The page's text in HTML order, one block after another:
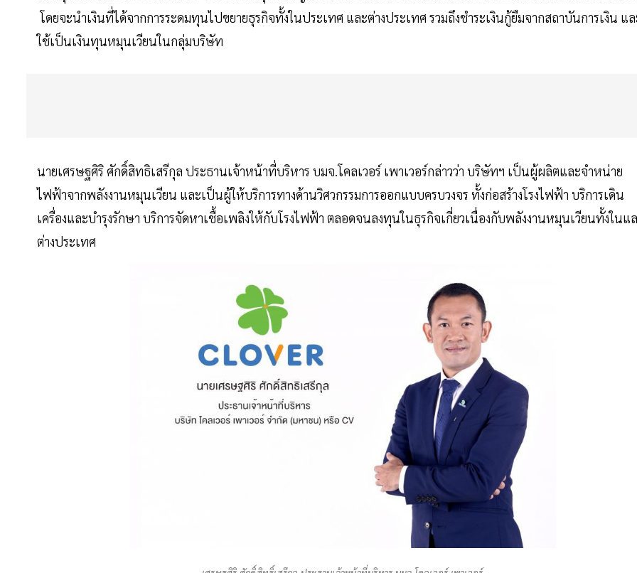
โดยจะนำเงินที่ได้จากการระดมทุนไปขยายธุรกิจทั้งในประเทศ และต่างประเทศ รวมถึงชำระเงินกู้ยืมจากสถาบันการเงิน แ
ใช้เป็นเงินทุนหมุนเวียนในกลุ่มบริษัท
นายเศรษฐศิริ ศักดิ์สิทธิเสรีกุล ประธานเจ้าหน้าที่บริหาร บมจ.โคลเวอร์ เพาเวอร์กล่าวว่า บริษัทฯ เป็นผู้ผลิตและจำหน่าย
ไฟฟ้าจากพลังงานหมุนเวียน และเป็นผู้ให้บริการทางด้านวิศวกรรมการออกแบบครบวงจร ทั้งก่อสร้างโรงไฟฟ้า บริการเดิน
เครื่องและบำรุงรักษา บริการจัดหาเชื้อเพลิงให้กับโรงไฟฟ้า ตลอดจนลงทุนในธุรกิจเกี่ยวเนื่องกับพลังงานหมุนเวียนทั้งในแ
ต่างประเทศ